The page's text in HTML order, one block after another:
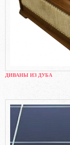
ДИВАНЫ ИЗ ДУБА